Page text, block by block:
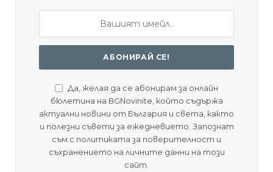
Да, желая да се абонирам за онлайн
бюлетина на BGNovinite, който съдържа
актуални новини от България и света, както
и полезни съвети за ежедневието. Запознат
съм с политиката за поверителност и
съхранението на личните данни на този
сайт.